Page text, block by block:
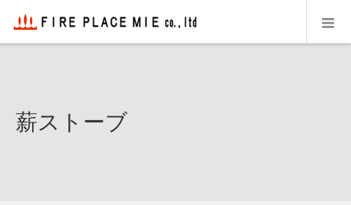
薪ストーブ